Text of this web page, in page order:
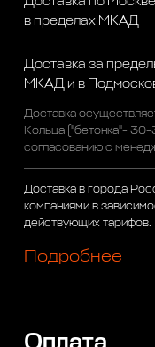
в пределах МКАД
Доставка за
МКАД и в
Доставка
Кольца ("бетонка"-
согласованию с
Доставка в города
компаниями в
действующих тарифов.
Подробнее